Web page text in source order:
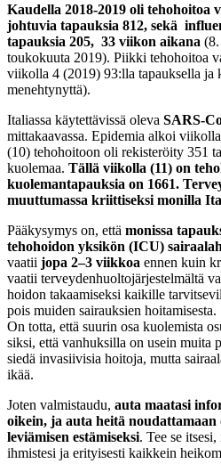
Kaudella 2018-2019 oli tehohoitoa
johtuvia tapauksia 812, sekä
tapauksia 205, 33 viikon aikana
toukokuuta 2019). Piikki tehohoitoa
viikolla 4 (2019) 93:lla tapauksella ja
menehtynyttä).
Italiassa käytettävissä oleva SARS-
mittakaavassa. Epidemia alkoi
(10) tehohoitoon oli rekisteröity 351
kuolemaa. Tällä viikolla (11) on
kuolemantapauksia on 1661.
muuttumassa kriittiseksi monilla
Pääkysymys on, että monissa
tehohoidon yksikön (ICU)
vaatii jopa 2–3 viikkoa ennen kuin
vaatii terveydenhuoltojärjestelmältä
hoidon takaamiseksi kaikille
pois muiden sairauksien hoitamisesta.
On totta, että suurin osa kuolemista
siksi, että vanhuksilla on usein muita
siedä invasiivisia hoitoja, mutta
ikää.
Joten valmistaudu, auta maatasi
oikein, ja auta heitä
leviämisen estämiseksi. Tee se
ihmistesi ja erityisesti kaikkein